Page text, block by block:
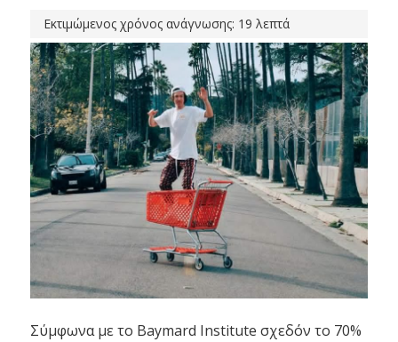
Εκτιμώμενος χρόνος ανάγνωσης: 19 λεπτά
Σύμφωνα με το Baymard Institute σχεδόν το 70%